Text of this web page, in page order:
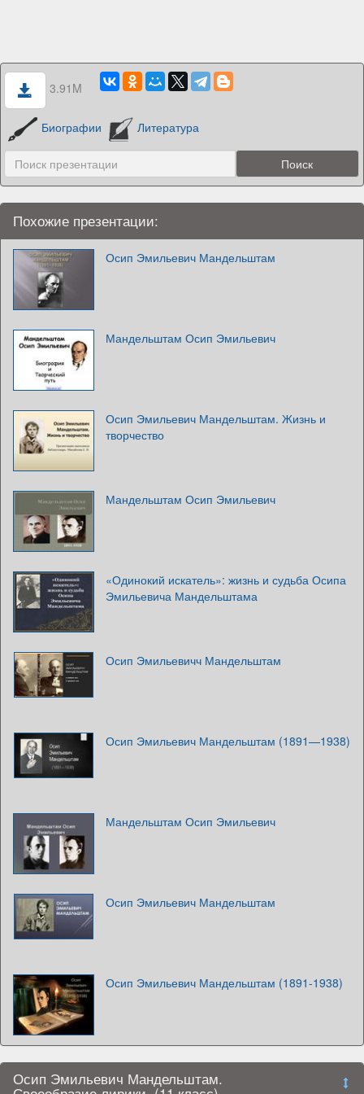
3.91M
Биографии Литература
Похожие презентации:
Осип Эмильевич Мандельштам
Мандельштам Осип Эмильевич
Осип Эмильевич Мандельштам. Жизнь и
творчество
Мандельштам Осип Эмильевич
«Одинокий искатель»: жизнь и судьба Осипа
Эмильевича Мандельштама
Осип Эмильевичч Мандельштам
Осип Эмильевич Мандельштам (1891—1938)
Мандельштам Осип Эмильевич
Осип Эмильевич Мандельштам
Осип Эмильевич Мандельштам (1891-1938)
Осип Эмильевич Мандельштам.